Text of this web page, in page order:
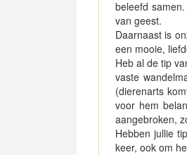
beleefd
van geest.
Daarnaast is
een mooie,
Heb al de tip
vaste
(dierenarts
voor hem
aangebroken,
Hebben jullie
keer, ook om